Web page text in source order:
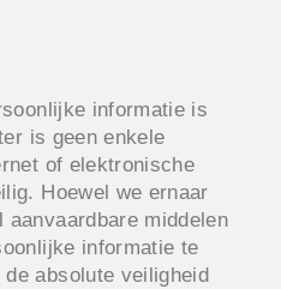
informatie is
is geen enkele
of elektronische
Hoewel we ernaar
middelen
informatie te
absolute veiligheid